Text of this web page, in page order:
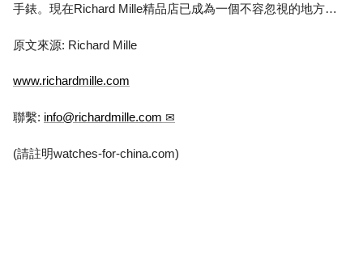
手錶。現在Richard Mille精品店已成為一個不容忽視的地方…
原文來源: Richard Mille
www.richardmille.com
聯繫: info@richardmille.com
(請註明watches-for-china.com)